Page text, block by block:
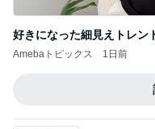
好きになった細見えトレン
Amebaトピックス 1日前